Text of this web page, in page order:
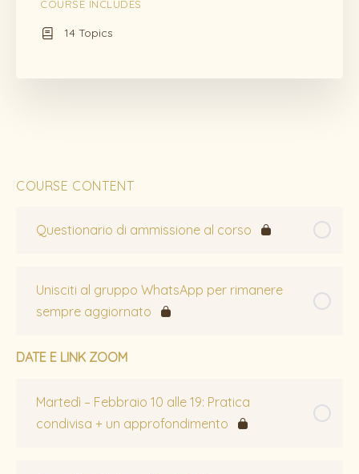
COURSE CONTENT
Questionario di ammissione al corso
Unisciti al gruppo WhatsApp per rimanere
sempre aggiornato
DATE E LINK ZOOM
Martedì – Febbraio 10 alle 19: Pratica
condivisa + un approfondimento
COURSE INCLUDES
14 Topics